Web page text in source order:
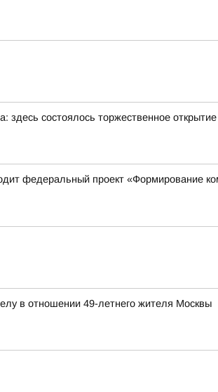
состоялось торжественное
федеральный проект «Формирование
в отношении 49-летнего жителя Москвы